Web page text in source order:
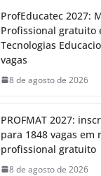
ProfEducatec 2027:
Profissional gratuito
Tecnologias
vagas
8 de agosto de 2026
PROFMAT 2027:
para 1848 vagas em
profissional gratuito
8 de agosto de 2026